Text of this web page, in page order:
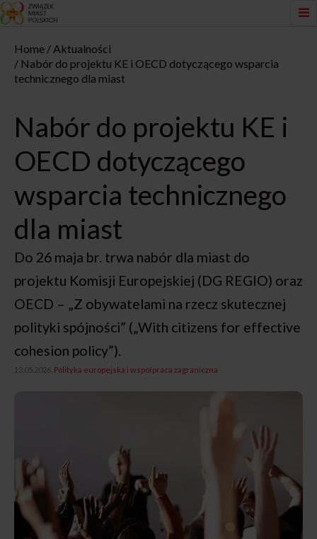
Home
Aktualności
Nabór do projektu KE i OECD dotyczącego wsparcia
technicznego dla miast
Nabór do projektu KE i
OECD dotyczącego
wsparcia technicznego
dla miast
Do 26 maja br. trwa nabór dla miast do
projektu Komisji Europejskiej (DG REGIO) oraz
OECD – „Z obywatelami na rzecz skutecznej
polityki spójności” („With citizens for effective
cohesion policy”).
13.05.2026, Polityka europejska i współpraca zagraniczna